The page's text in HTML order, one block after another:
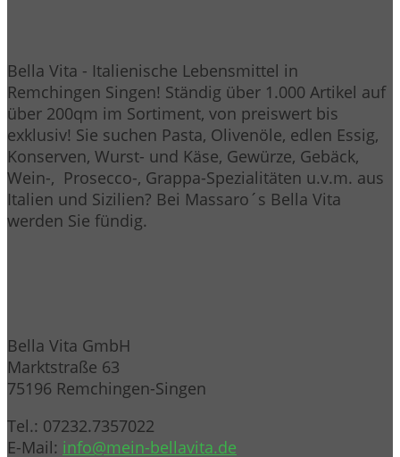
Bella Vita - Italienische Lebensmittel in
Remchingen Singen! Ständig über 1.000 Artikel auf
über 200qm im Sortiment, von preiswert bis
exklusiv! Sie suchen Pasta, Olivenöle, edlen Essig,
Konserven, Wurst- und Käse, Gewürze, Gebäck,
Wein-, Prosecco-, Grappa-Spezialitäten u.v.m. aus
Italien und Sizilien? Bei Massaro´s Bella Vita
werden Sie fündig.
Bella Vita GmbH
Marktstraße 63
75196 Remchingen-Singen
Tel.: 07232.7357022
E-Mail: info@mein-bellavita.de